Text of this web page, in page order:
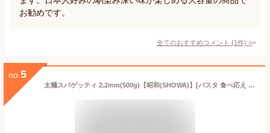
お勧めです。
全てのおすすめコメント (1件) >
no. 5
太麺スパゲッティ 2.2mm(500g)【昭和(SHOWA)】[パスタ 食べ応え もちもち もっちり ナポリタン]